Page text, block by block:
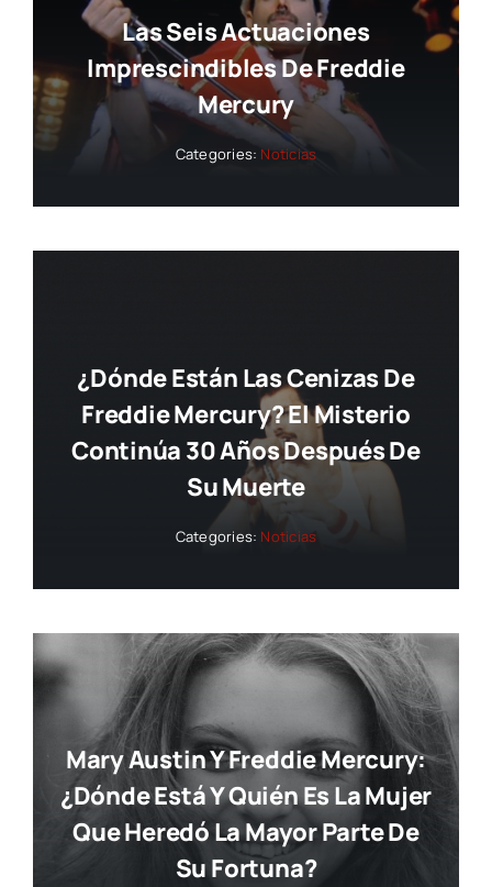
Las Seis Actuaciones
Imprescindibles De Freddie
Mercury
Categories: Noticias
¿Dónde Están Las Cenizas De
Freddie Mercury? El Misterio
Continúa 30 Años Después De
Su Muerte
Categories: Noticias
Mary Austin Y Freddie Mercury:
¿dónde Está Y Quién Es La Mujer
Que Heredó La Mayor Parte De
Su Fortuna?